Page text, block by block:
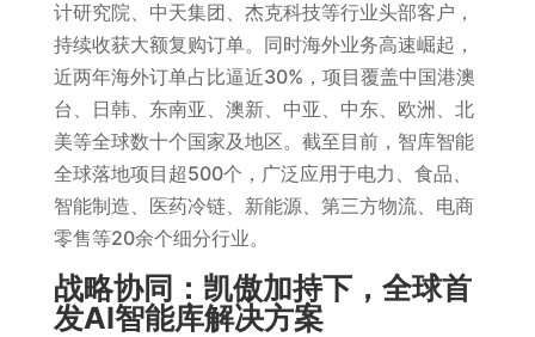
计研究院、中天集团、杰克科技等行业头部客户，
持续收获大额复购订单。同时海外业务高速崛起，
近两年海外订单占比逼近30%，项目覆盖中国港澳
台、日韩、东南亚、澳新、中亚、中东、欧洲、北
美等全球数十个国家及地区。截至目前，智库智能
全球落地项目超500个，广泛应用于电力、食品、
智能制造、医药冷链、新能源、第三方物流、电商
零售等20余个细分行业。
战略协同：凯傲加持下，全球首
发AI智能库解决方案